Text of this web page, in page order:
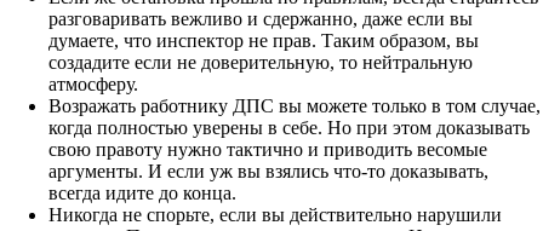
разговаривать вежливо и сдержанно, даже если вы
думаете, что инспектор не прав. Таким образом, вы
создадите если не доверительную, то нейтральную
атмосферу.
Возражать работнику ДПС вы можете только в том случае,
когда полностью уверены в себе. Но при этом доказывать
свою правоту нужно тактично и приводить весомые
аргументы. И если уж вы взялись что-то доказывать,
всегда идите до конца.
Никогда не спорьте, если вы действительно нарушили